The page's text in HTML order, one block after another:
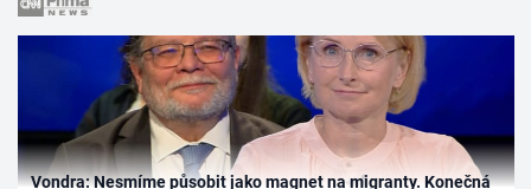
Vondra: Nesmíme působit jako magnet na migranty. Konečná